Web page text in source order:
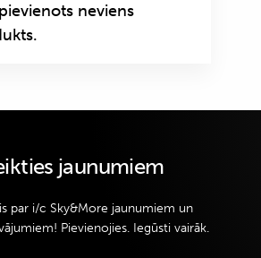
neviens
jaunumiem
par i/c Sky&More jaunumiem un
Pievienojies. Iegūsti vairāk.